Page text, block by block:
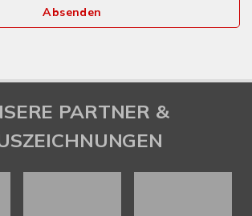
Absenden
PARTNER &